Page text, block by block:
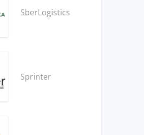
SberLogistics
Sprinter